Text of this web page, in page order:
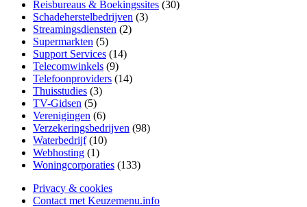
Reisbureaus & Boekingssites (30)
Schadeherstelbedrijven (3)
Streamingsdiensten (2)
Supermarkten (5)
Support Services (14)
Telecomwinkels (9)
Telefoonproviders (14)
Thuisstudies (3)
TV-Gidsen (5)
Verenigingen (6)
Verzekeringsbedrijven (98)
Waterbedrijf(10)
Webhosting (1)
Woningcorporaties (133)
Privacy & cookies
Contact met Keuzemenu.info